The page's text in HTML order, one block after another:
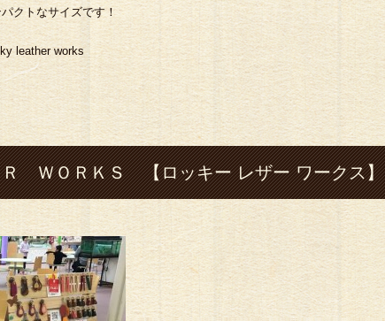
クトなサイズです！
leather works
ＷＯＲＫＳ 【ロッキー レザー ワークス】
レザー# 革#ハンドメイド#財布#ロング
ッグ#ハーレー#shovel-head#silver#シルバー